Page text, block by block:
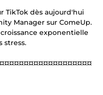
TikTok dès aujourd'hui
Manager sur ComeUp.
exponentielle
stress.